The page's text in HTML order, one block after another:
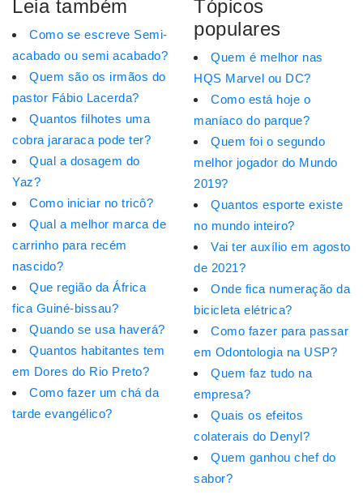
Leia também
Como se escreve Semi-
acabado ou semi acabado?
Quem são os irmãos do
pastor Fábio Lacerda?
Quantos filhotes uma
cobra jararaca pode ter?
Qual a dosagem do
Yaz?
Como iniciar no tricô?
Qual a melhor marca de
carrinho para recém
nascido?
Que região da África
fica Guiné-bissau?
Quando se usa haverá?
Quantos habitantes tem
em Dores do Rio Preto?
Como fazer um chá da
tarde evangélico?
Tópicos
populares
Quem é melhor nas
HQS Marvel ou DC?
Como está hoje o
maníaco do parque?
Quem foi o segundo
melhor jogador do Mundo
2019?
Quantos esporte existe
no mundo inteiro?
Vai ter auxílio em agosto
de 2021?
Onde fica numeração da
bicicleta elétrica?
Como fazer para passar
em Odontologia na USP?
Quem faz tudo na
empresa?
Quais os efeitos
colaterais do Denyl?
Quem ganhou chef do
sabor?